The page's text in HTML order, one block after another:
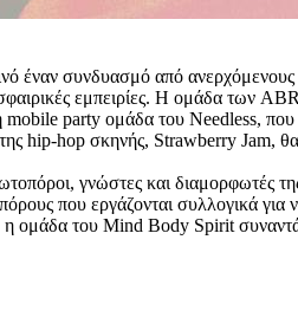
έναν συνδυασμό από
εμπειρίες. H ομάδα των
mobile party ομάδα του Needless,
hip-hop σκηνής, Strawberry Jam,
γνώστες και διαμορφωτές
που εργάζονται συλλογικά
η ομάδα του Mind Body Spirit